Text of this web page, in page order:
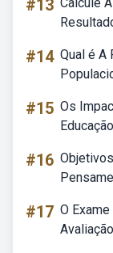
#13
#14 Qual é A
#15 Os
#16
#17 O